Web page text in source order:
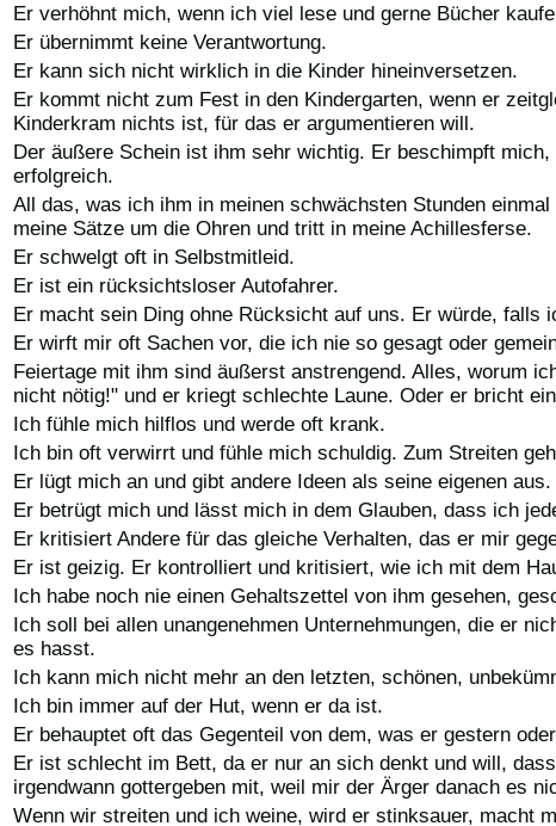
Er verhöhnt mich, wenn ich viel lese und gerne Bücher
Er übernimmt keine Verantwortung.
Er kann sich nicht wirklich in die Kinder hineinversetzen.
Er kommt nicht zum Fest in den Kindergarten, wenn er
Kinderkram nichts ist, für das er argumentieren will.
Der äußere Schein ist ihm sehr wichtig. Er beschimpft
erfolgreich.
All das, was ich ihm in meinen schwächsten Stunden
meine Sätze um die Ohren und tritt in meine Achillesferse.
Er schwelgt oft in Selbstmitleid.
Er ist ein rücksichtsloser Autofahrer.
Er macht sein Ding ohne Rücksicht auf uns. Er würde, falls
Er wirft mir oft Sachen vor, die ich nie so gesagt oder
Feiertage mit ihm sind äußerst anstrengend. Alles, worum
nicht nötig!" und er kriegt schlechte Laune. Oder er bricht
Ich fühle mich hilflos und werde oft krank.
Ich bin oft verwirrt und fühle mich schuldig. Zum Streiten
Er lügt mich an und gibt andere Ideen als seine eigenen aus.
Er betrügt mich und lässt mich in dem Glauben, dass ich
Er kritisiert Andere für das gleiche Verhalten, das er mir
Er ist geizig. Er kontrolliert und kritisiert, wie ich mit dem
Ich habe noch nie einen Gehaltszettel von ihm gesehen,
Ich soll bei allen unangenehmen Unternehmungen, die er
es hasst.
Ich kann mich nicht mehr an den letzten, schönen,
Ich bin immer auf der Hut, wenn er da ist.
Er behauptet oft das Gegenteil von dem, was er gestern
Er ist schlecht im Bett, da er nur an sich denkt und will,
irgendwann gottergeben mit, weil mir der Ärger danach es
Wenn wir streiten und ich weine, wird er stinksauer, macht